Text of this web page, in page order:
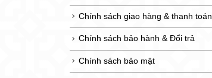
Chính sách giao hàng & thanh toán
Chính sách bảo hành & Đổi trả
Chính sách bảo mật